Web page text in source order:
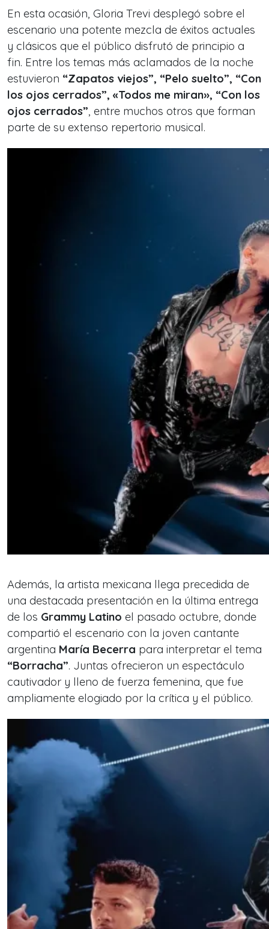
En esta ocasión, Gloria Trevi desplegó sobre el
escenario una potente mezcla de éxitos actuales
y clásicos que el público disfrutó de principio a
fin. Entre los temas más aclamados de la noche
estuvieron “Zapatos viejos”, “Pelo suelto”, “Con
los ojos cerrados”, «Todos me miran», “Con los
ojos cerrados”, entre muchos otros que forman
parte de su extenso repertorio musical.
Además, la artista mexicana llega precedida de
una destacada presentación en la última entrega
de los Grammy Latino el pasado octubre, donde
compartió el escenario con la joven cantante
argentina María Becerra para interpretar el tema
“Borracha”. Juntas ofrecieron un espectáculo
cautivador y lleno de fuerza femenina, que fue
ampliamente elogiado por la crítica y el público.